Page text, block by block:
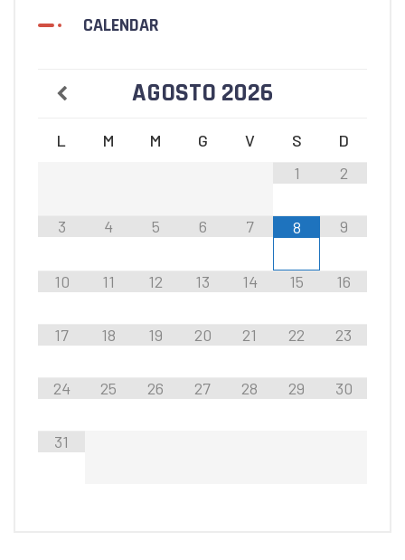
CALENDAR
AGOSTO 2026
L M M G V S
D
1
2
3 4 5 6 7 8 9
10 11 12 13 14 15 16
17 18 19 20 21 22 23
24 25 26 27 28 29 30
31